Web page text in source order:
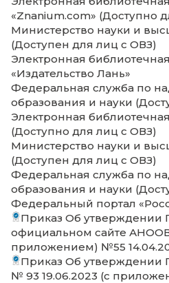
ЭИОС (с приложением)
Приказ Об
№ 93 19.06.2023 (с
Приказ о внесении
Положении об ЭИОС (№
Приказ об
цифровой платформы
мессенджера МАХ № 132
Пользовательское
«Регистратор» об
Информационная
Доступ к
информационно-
сотрудникам и
структурированную